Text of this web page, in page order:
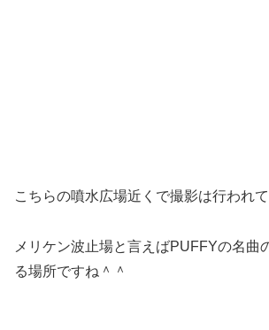
こちらの噴水広場近くで撮影は行われて
メリケン波止場と言えばPUFFYの名曲
る場所ですね＾＾